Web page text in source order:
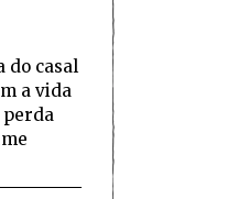
do casal
a vida